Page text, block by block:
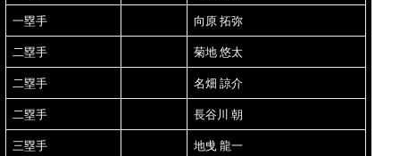
一塁手 向原 拓弥
二塁手 菊地 悠太
二塁手 名畑 諒介
二塁手 長谷川 朝
三塁手 地曵 龍一